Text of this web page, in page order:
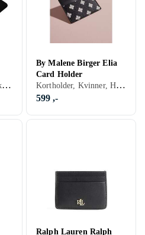
Kortholder, RFID-beskyttelse
By Malene Birger Elia
Card Holder
Kortholder, Kvinner, Herre
599 ,-
Ralph Lauren Ralph